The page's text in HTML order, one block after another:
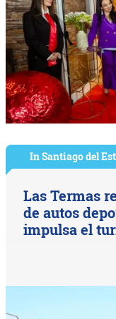
In Santiago del
Las Termas
de autos
impulsa el